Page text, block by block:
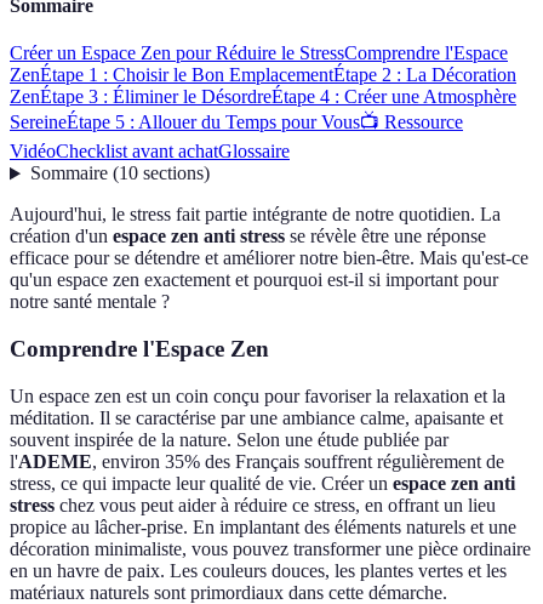
Sommaire
Créer un Espace Zen pour Réduire le StressComprendre l'Espace
ZenÉtape 1 : Choisir le Bon EmplacementÉtape 2 : La Décoration
ZenÉtape 3 : Éliminer le DésordreÉtape 4 : Créer une Atmosphère
SereineÉtape 5 : Allouer du Temps pour Vous📺 Ressource
VidéoChecklist avant achatGlossaire
Sommaire(10 sections)
Aujourd'hui, le stress fait partie intégrante de notre quotidien. La
création d'un espace zen anti stress se révèle être une réponse
efficace pour se détendre et améliorer notre bien-être. Mais qu'est-ce
qu'un espace zen exactement et pourquoi est-il si important pour
notre santé mentale ?
Comprendre l'Espace Zen
Un espace zen est un coin conçu pour favoriser la relaxation et la
méditation. Il se caractérise par une ambiance calme, apaisante et
souvent inspirée de la nature. Selon une étude publiée par
l'ADEME, environ 35% des Français souffrent régulièrement de
stress, ce qui impacte leur qualité de vie. Créer un espace zen anti
stress chez vous peut aider à réduire ce stress, en offrant un lieu
propice au lâcher-prise. En implantant des éléments naturels et une
décoration minimaliste, vous pouvez transformer une pièce ordinaire
en un havre de paix. Les couleurs douces, les plantes vertes et les
matériaux naturels sont primordiaux dans cette démarche.